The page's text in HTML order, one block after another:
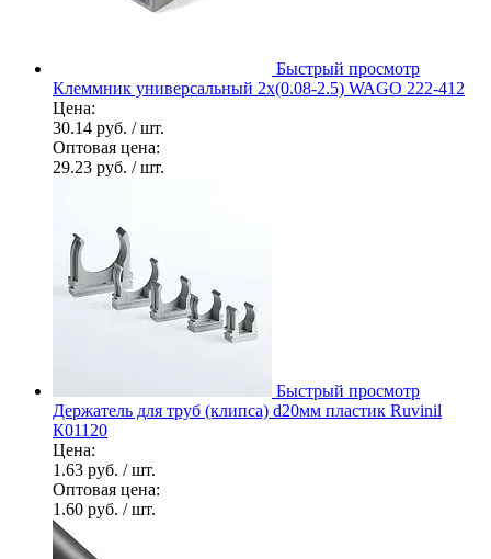
Быстрый просмотр
Клеммник универсальный 2х(0.08-2.5) WAGO 222-412
Цена:
30.14 руб. / шт.
Оптовая цена:
29.23 руб. / шт.
Быстрый просмотр
Держатель для труб (клипса) d20мм пластик Ruvinil
К01120
Цена:
1.63 руб. / шт.
Оптовая цена:
1.60 руб. / шт.